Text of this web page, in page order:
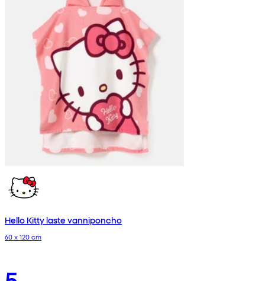
Hello Kitty laste vanniponcho
60 x 120 cm